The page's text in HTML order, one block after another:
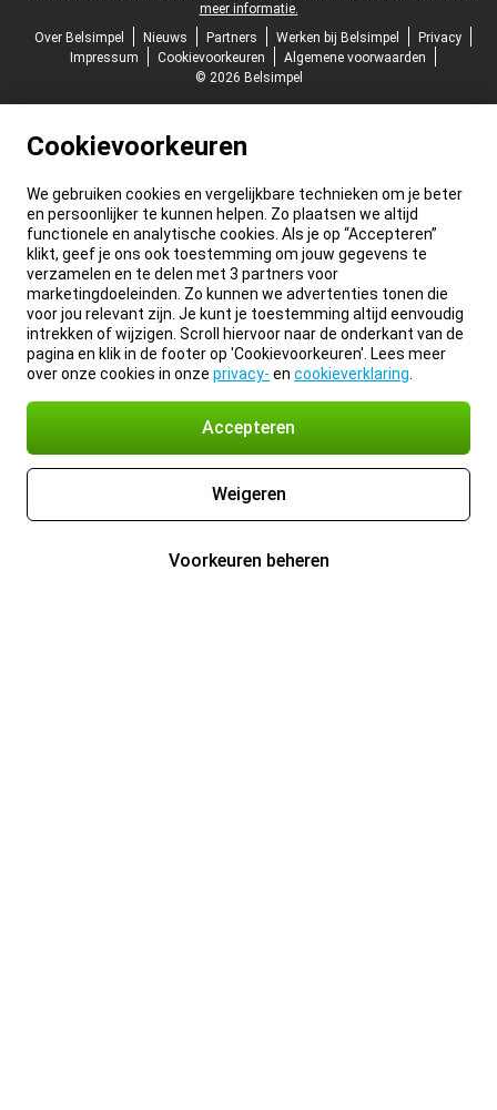
meer informatie.
Over Belsimpel
Nieuws Partners Werken bij Belsimpel
Privacy
Impressum
Cookievoorkeuren
Algemene voorwaarden
© 2026 Belsimpel
Cookievoorkeuren
We gebruiken cookies en vergelijkbare technieken om je beter
en persoonlijker te kunnen helpen. Zo plaatsen we altijd
functionele en analytische cookies. Als je op “Accepteren”
klikt, geef je ons ook toestemming om jouw gegevens te
verzamelen en te delen met 3 partners voor
marketingdoeleinden. Zo kunnen we advertenties tonen die
voor jou relevant zijn. Je kunt je toestemming altijd eenvoudig
intrekken of wijzigen. Scroll hiervoor naar de onderkant van de
pagina en klik in de footer op 'Cookievoorkeuren'. Lees meer
over onze cookies in onze privacy- en cookieverklaring
Accepteren
Weigeren
Voorkeuren beheren